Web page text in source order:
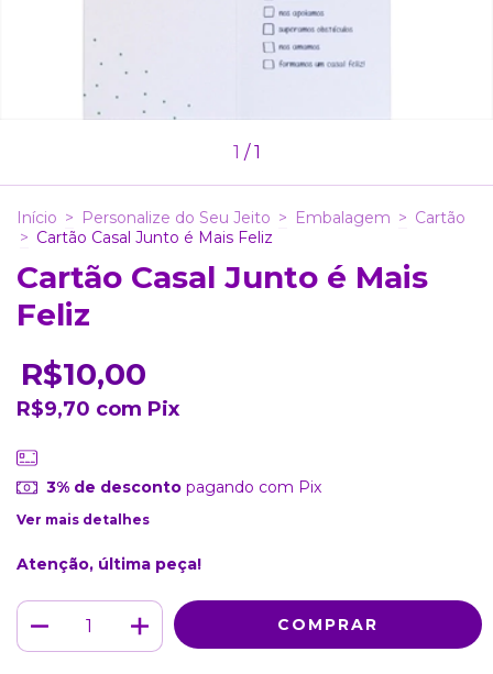
1 /1
Início > Personalize do Seu Jeito > Embalagem > Cartão
> Cartão Casal Junto é Mais Feliz
Cartão Casal Junto é Mais
Feliz
R$10,00
R$9,70 com Pix
3% de descontopagando com Pix
Ver mais detalhes
Atenção, última peça!